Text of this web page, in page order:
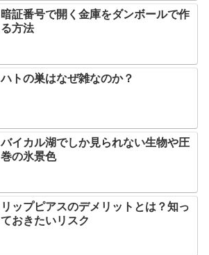
暗証番号で開く金庫をダンボールで作
る方法
ハトの巣はなぜ雑なのか？
バイカル湖でしか見られない生物や圧
巻の氷景色
リップピアスのデメリットとは？知っ
ておきたいリスク